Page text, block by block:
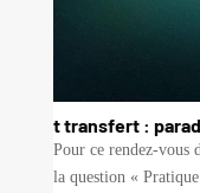
t transfert :
Pour ce rendez-vous
la question «